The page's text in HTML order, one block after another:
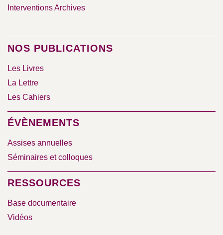
Interventions Archives
NOS PUBLICATIONS
Les Livres
La Lettre
Les Cahiers
ÉVÈNEMENTS
Assises annuelles
Séminaires et colloques
RESSOURCES
Base documentaire
Vidéos